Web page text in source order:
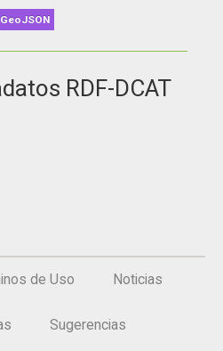
GeoJSON
RDF-DCAT
de Uso Noticias
Sugerencias